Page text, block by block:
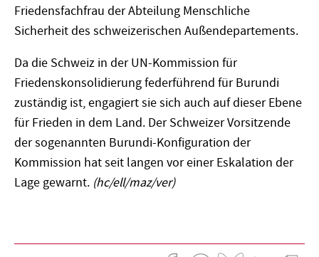
Friedensfachfrau der Abteilung Menschliche
Sicherheit des schweizerischen Außendepartements.
Da die Schweiz in der UN-Kommission für
Friedenskonsolidierung federführend für Burundi
zuständig ist, engagiert sie sich auch auf dieser Ebene
für Frieden in dem Land. Der Schweizer Vorsitzende
der sogenannten Burundi-Konfiguration der
Kommission hat seit langen vor einer Eskalation der
Lage gewarnt. (hc/ell/maz/ver)